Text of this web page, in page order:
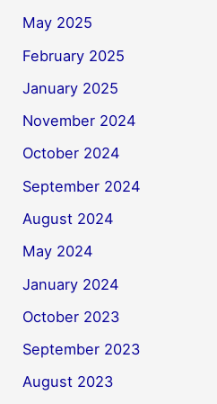
May 2025
February 2025
January 2025
November 2024
October 2024
September 2024
August 2024
May 2024
January 2024
October 2023
September 2023
August 2023